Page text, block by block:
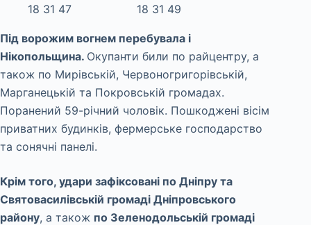
Під ворожим вогнем перебувала і
Нікопольщина. Окупанти били по райцентру, а
також по Мирівській, Червоногригорівській,
Марганецькій та Покровській громадах.
Поранений 59-річний чоловік. Пошкоджені вісім
приватних будинків, фермерське господарство
та сонячні панелі.
Крім того, удари зафіксовані по Дніпру та
Святовасилівській громаді Дніпровського
району, а також по Зеленодольській громаді